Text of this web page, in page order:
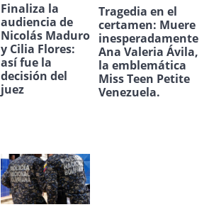
Finaliza la
audiencia de
Nicolás Maduro
y Cilia Flores:
así fue la
decisión del
juez
Tragedia en el
certamen: Muere
inesperadamente
Ana Valeria Ávila,
la emblemática
Miss Teen Petite
Venezuela.